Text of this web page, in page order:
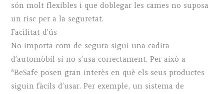
són molt flexibles i que doblegar les cames no suposa
un risc per a la seguretat.
Facilitat d’ús
No importa com de segura sigui una cadira
d’automòbil si no s’usa correctament. Per això a
*BeSafe posen gran interès en què els seus productes
siguin fàcils d’usar. Per exemple, un sistema de